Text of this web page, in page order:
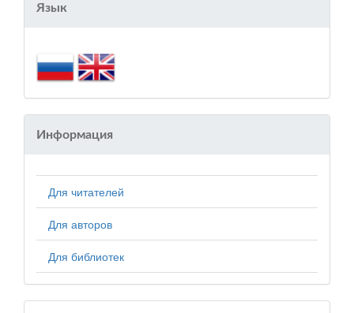
Язык
Информация
Для читателей
Для авторов
Для библиотек